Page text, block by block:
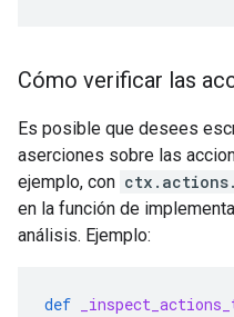
Cómo verificar las
Es posible que desees
aserciones sobre las
ejemplo, con
en la función de
análisis. Ejemplo:
def